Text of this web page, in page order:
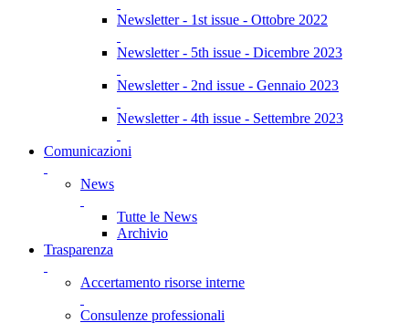
Newsletter - 1st issue - Ottobre 2022
Newsletter - 5th issue - Dicembre 2023
Newsletter - 2nd issue - Gennaio 2023
Newsletter - 4th issue - Settembre 2023
Comunicazioni
News
Tutte le News
Archivio
Trasparenza
Accertamento risorse interne
Consulenze professionali